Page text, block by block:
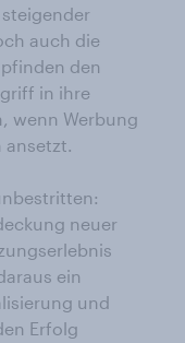
auch die
den
in ihre
wenn Werbung
ansetzt.
neuer
ein
und
Erfolg